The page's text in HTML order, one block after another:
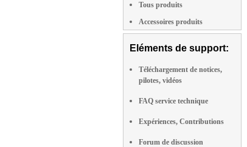
Tous produits
Accessoires produits
Eléments de support:
Téléchargement de notices,
pilotes, vidéos
FAQ service technique
Expériences, Contributions
Forum de discussion